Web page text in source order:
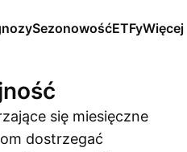
SezonowośćETFyWięcej
się miesięczne
dostrzegać